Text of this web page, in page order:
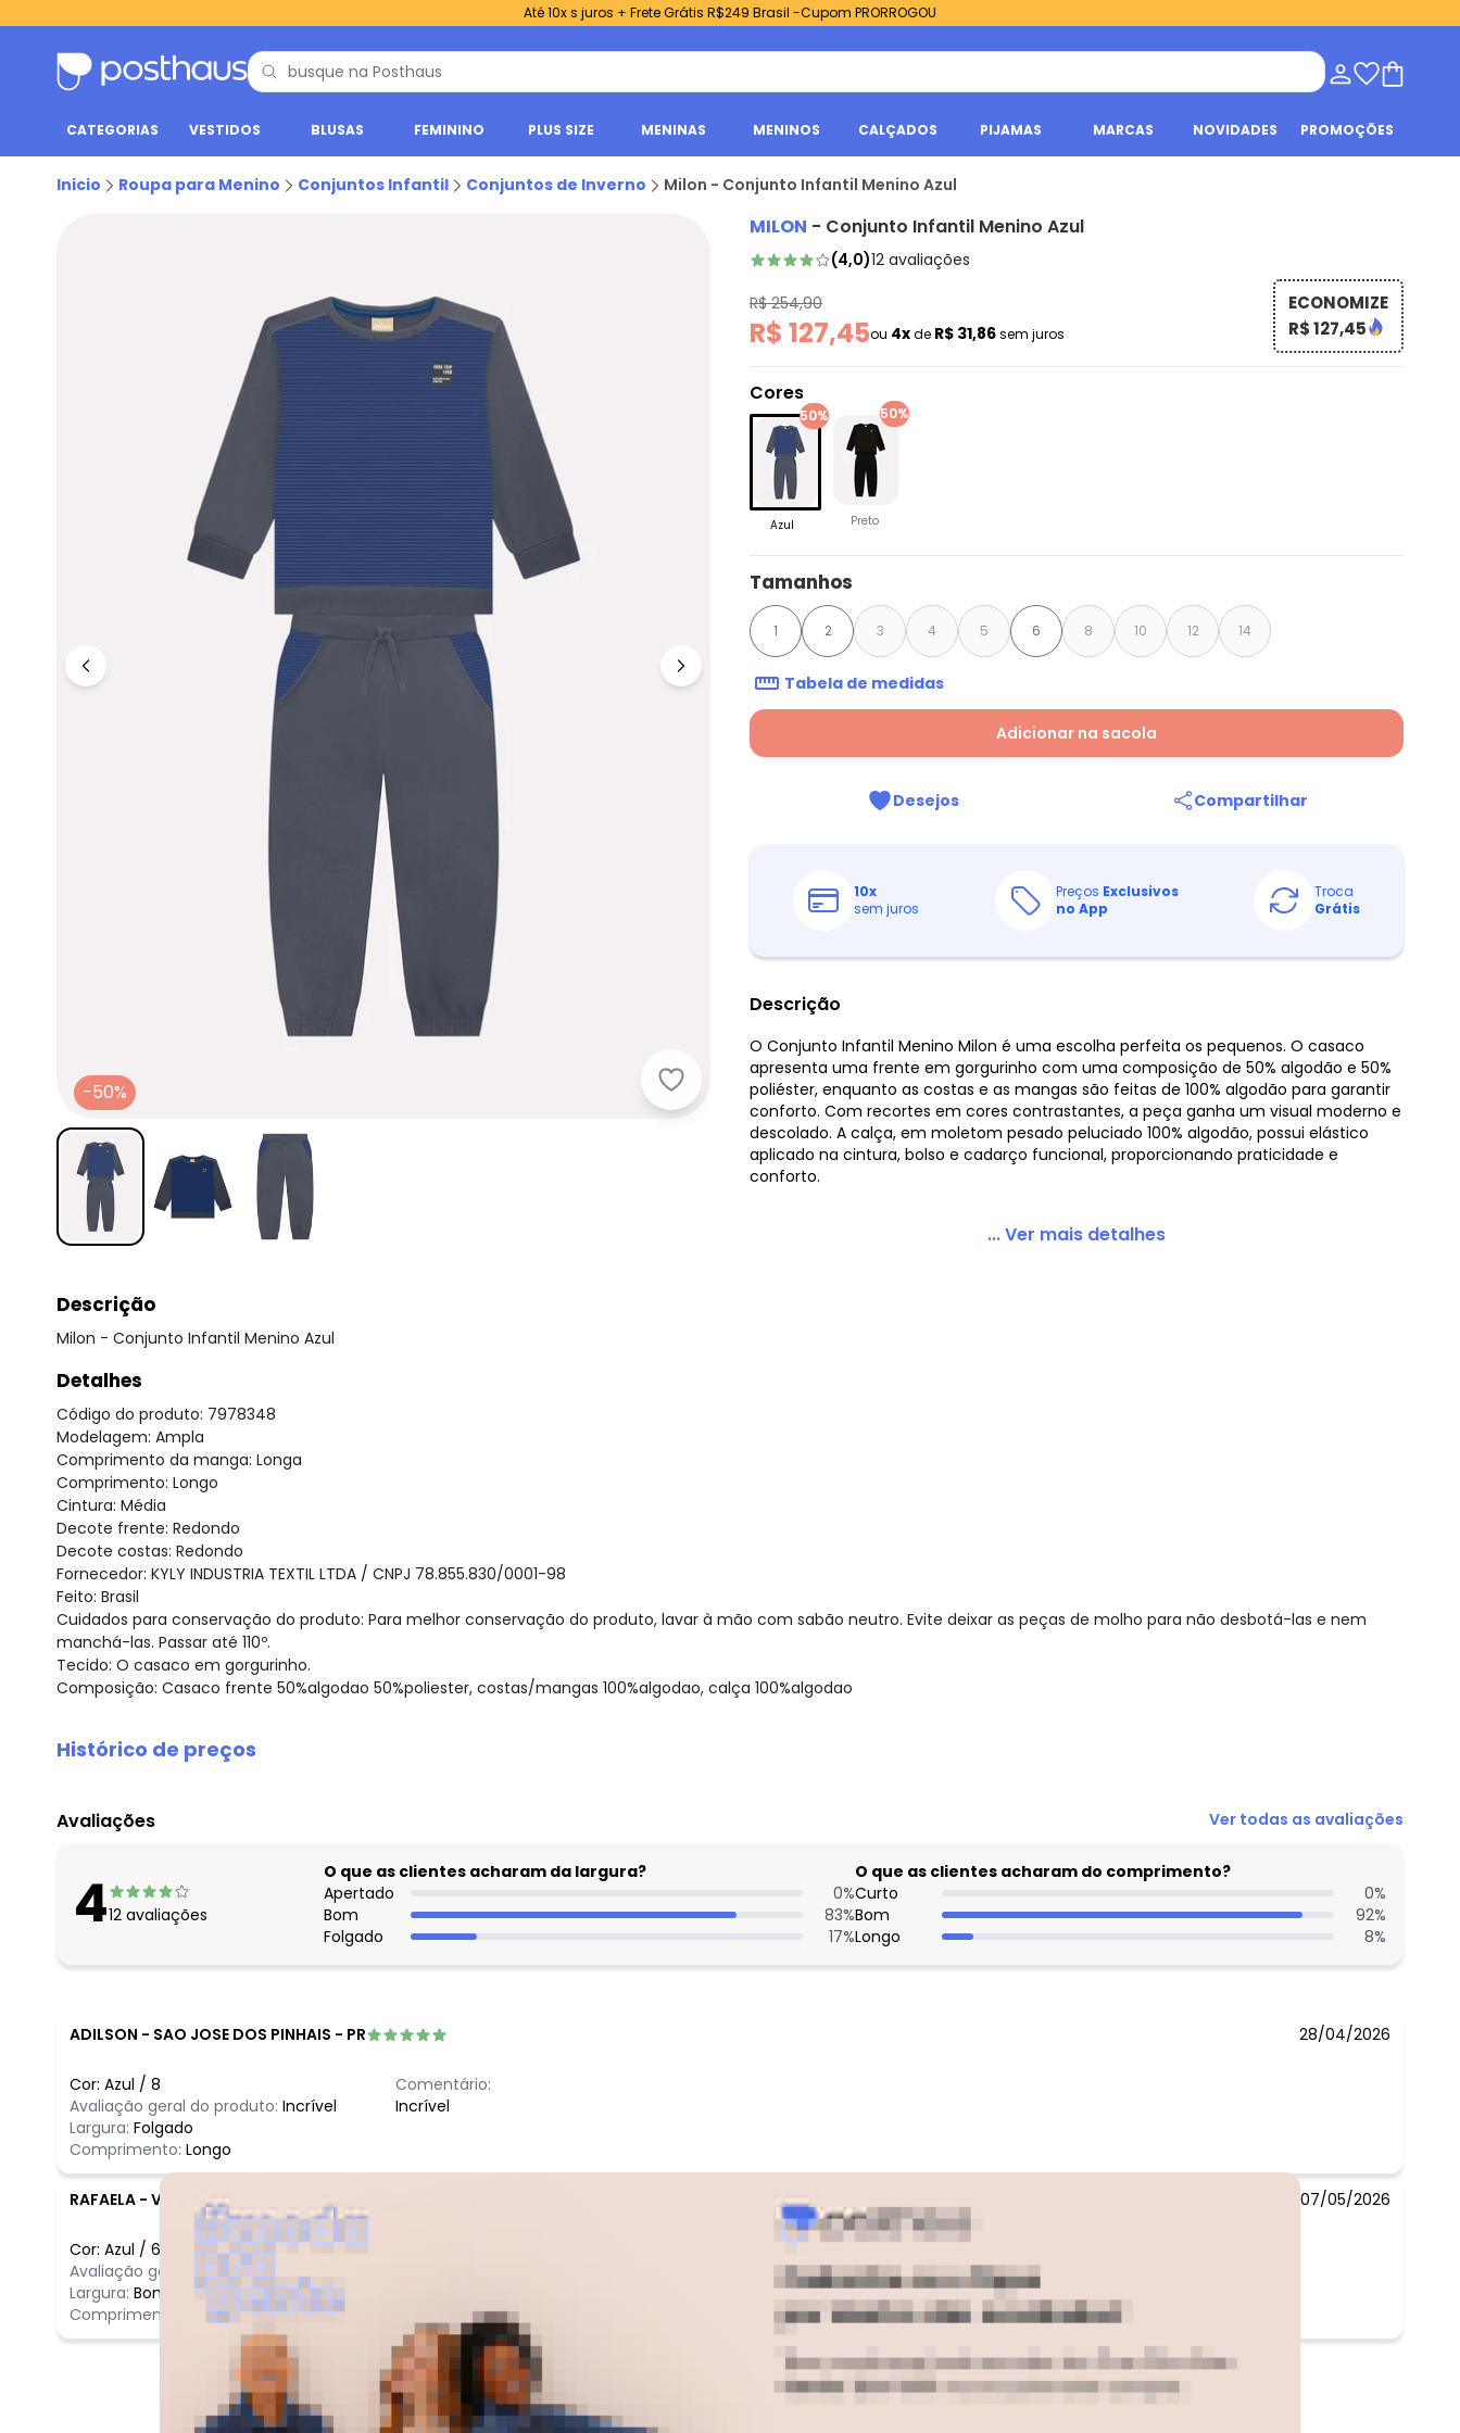
Até 10x s juros + Frete Grátis R$249 Brasil -Cupom PRORROGOU
CATEGORIAS VESTIDOS BLUSAS FEMININO PLUS SIZE MENINAS MENINOS CALÇADOS PIJAMAS MARCAS NOVIDADES PROMOÇÕES
Inicio Roupa para Menino Conjuntos Infantil Conjuntos de Inverno Milon - Conjunto Infantil Menino Azul
Milon - Conjunto Infantil Menino Azul
-50%
MILON - Conjunto Infantil Menino Azul
(4,0)12 avaliações
R$ 254,90
R$ 127,45ou 4xde R$ 31,86sem juros
ECONOMIZE
R$ 127,45
Cores
50%
Azul
50%
Preto
Tamanhos
1 2 3 4 5 6 8 10 12 14
Tabela de medidas
Adicionar na sacola
Desejos Compartilhar
10x
sem juros
Preços Exclusivos
no App
Troca
Grátis
Descrição
O Conjunto Infantil Menino Milon é uma escolha perfeita os pequenos. O casaco
apresenta uma frente em gorgurinho com uma composição de 50% algodão e 50%
poliéster, enquanto as costas e as mangas são feitas de 100% algodão para garantir
conforto. Com recortes em cores contrastantes, a peça ganha um visual moderno e
descolado. A calça, em moletom pesado peluciado 100% algodão, possui elástico
aplicado na cintura, bolso e cadarço funcional, proporcionando praticidade e
conforto.
... Ver mais detalhes
Descrição
Milon - Conjunto Infantil Menino Azul
Detalhes
Código do produto: 7978348
Modelagem: Ampla
Comprimento da manga: Longa
Comprimento: Longo
Cintura: Média
Decote frente: Redondo
Decote costas: Redondo
Fornecedor: KYLY INDUSTRIA TEXTIL LTDA / CNPJ 78.855.830/0001-98
Feito: Brasil
Cuidados para conservação do produto: Para melhor conservação do produto, lavar à mão com sabão neutro. Evite deixar as peças de molho para não desbotá-las e nem
manchá-las. Passar até 110º.
Tecido: O casaco em gorgurinho.
Composição: Casaco frente 50%algodao 50%poliester, costas/mangas 100%algodao, calça 100%algodao
Histórico de preços
agosto/2026
N/D*
maio/2026 R$ 127,45
abril/2026 R$ 127,45
R$ 127,45
fevereiro/2026 R$ 127,45
Avaliações Ver todas as avaliações
412 avaliações
O que as clientes acharam da largura?
Apertado
0%
Bom
83%
Folgado
17%
O que as clientes acharam do comprimento?
Curto
0%
Bom
92%
Longo
8%
ADILSON - SAO JOSE DOS PINHAIS - PR 28/04/2026
Cor: Azul / 8
Avaliação geral do produto: Incrível
Largura: Folgado
Comprimento: Longo
Comentário:
Incrível
RAFAELA - VILA VELHA - ES 07/05/2026
Cor: Azul / 6
Avaliação geral do produto:
Incrível
Largura: Bom
Comprimento:
Bom
Ver todas as avaliações